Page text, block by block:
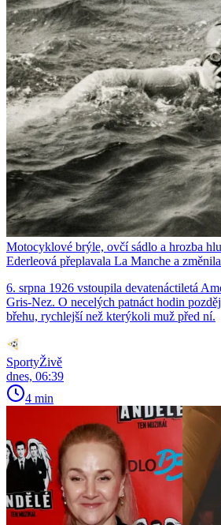
Motocyklové brýle, ovčí sádlo a hrozba
Ederleová přeplavala La Manche a
6. srpna 1926 vstoupila devatenáctiletá
Gris-Nez. O necelých patnáct hodin
břehu, rychlejší než kterýkoli muž před ní.
SportyŽivě
dnes, 06:39
4 min